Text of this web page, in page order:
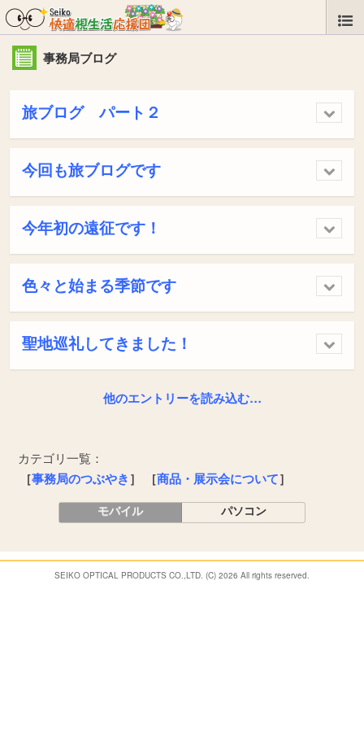
事務局ブログ
旅ブログ パート２
今回も旅ブログです
今年初の遠征です！
色々と始まる季節です
聖地巡礼してきました！
他のエントリーを読み込む…
カテゴリ一覧：
［事務局のつぶやき］ ［商品・展示会について］
モバイル パソコン
SEIKO OPTICAL PRODUCTS CO.,LTD. (C) 2026 All rights reserved.